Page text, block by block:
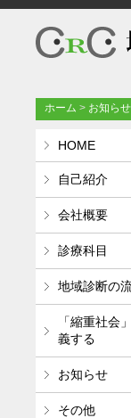
ホーム > お知らせ
HOME
自己紹介
会社概要
診療科目
地域診断の
「縮重社会
義する
お知らせ
その他